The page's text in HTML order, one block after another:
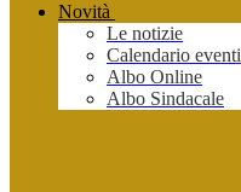
Novità
Le notizie
Calendario eventi
Albo Online
Albo Sindacale